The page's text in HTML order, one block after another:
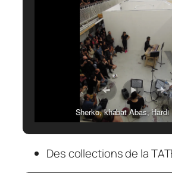
Sherko, khabat Abas, Hardi
Des collections de la